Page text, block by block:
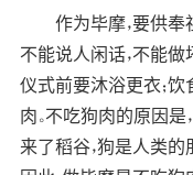
作为毕摩，要供奉
不能说人闲话，不能做
仪式前要沐浴更衣；
肉。不吃狗肉的原因
来了稻谷，狗是人类的